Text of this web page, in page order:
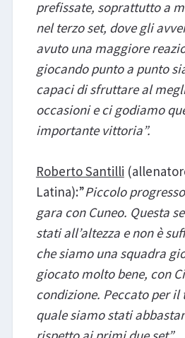
prefissate, soprattutto a
nel terzo set, dove gli
avuto una maggiore
giocando punto a punto
capaci di sfruttare al
occasioni e ci godiamo
importante vittoria”.
Roberto Santilli
Latina):”Piccolo
gara con Cuneo. Questa
stati all’altezza e non è
che siamo una squadra
giocato molto bene, con
condizione. Peccato per il
quale siamo stati